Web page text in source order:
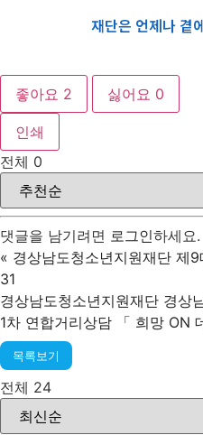
재단은 언제나 곁
좋아요 2 싫어요 0
인쇄
전체 0
댓글을 남기려면 로그인하세요.
« 경상남도청소년지원재단
31
경상남도청소년지원재단 경상
1차 연합거리상담 「 희망
목록보기
전체 24